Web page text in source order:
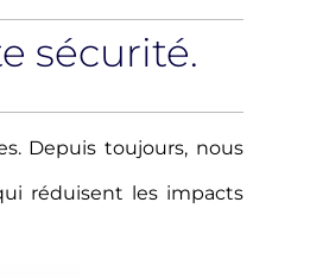
sécurité.
Depuis toujours, nous
réduisent les impacts